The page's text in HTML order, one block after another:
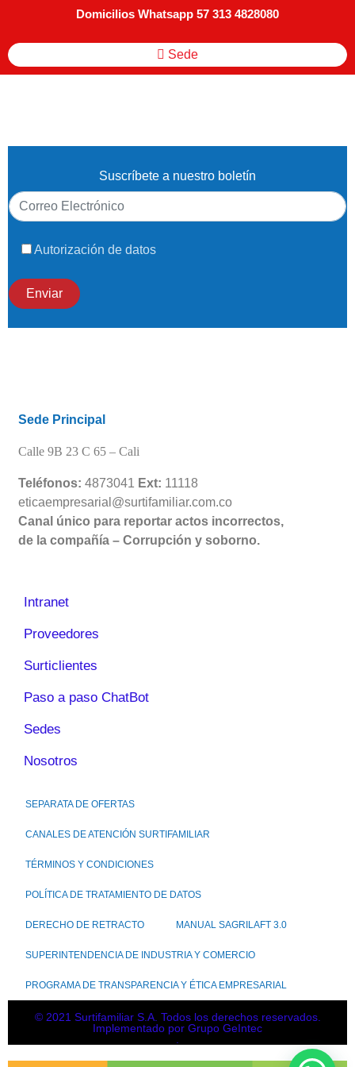
Domicilios Whatsapp 57 313 4828080
Sede
Suscríbete a nuestro boletín
Autorización de datos
Sede Principal
Calle 9B 23 C 65 – Cali
Teléfonos: 4873041 Ext: 11118
eticaempresarial@surtifamiliar.com.co
Canal único para reportar actos incorrectos,
de la compañía – Corrupción y soborno.
Intranet
Proveedores
Surticlientes
Paso a paso ChatBot
Sedes
Nosotros
SEPARATA DE OFERTAS
CANALES DE ATENCIÓN SURTIFAMILIAR
TÉRMINOS Y CONDICIONES
POLÍTICA DE TRATAMIENTO DE DATOS
DERECHO DE RETRACTO MANUAL SAGRILAFT 3.0
SUPERINTENDENCIA DE INDUSTRIA Y COMERCIO
PROGRAMA DE TRANSPARENCIA Y ÉTICA EMPRESARIAL
© 2021 Surtifamiliar S.A. Todos los derechos reservados.
Implementado por Grupo GeIntec